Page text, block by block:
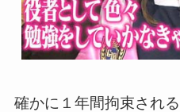
確かに１年間拘束され